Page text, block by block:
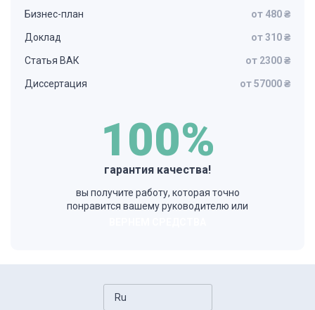
Бизнес-план от 480 ₴
Доклад от 310 ₴
Статья ВАК от 2300 ₴
Диссертация от 57000 ₴
100%
гарантия качества!
вы получите работу, которая точно
понравится вашему руководителю или
Ru